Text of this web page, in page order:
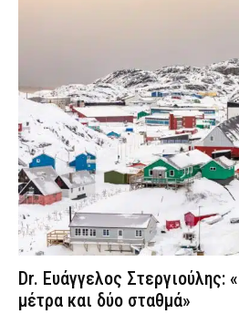
Dr. Ευάγγελος Στεργιούλης:
μέτρα και δύο σταθμά»